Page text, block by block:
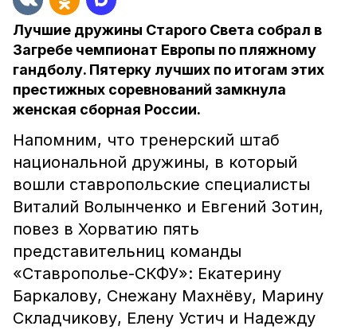
Лучшие дружины Старого Света собрал в
Загребе чемпионат Европы по пляжному
гандболу. Пятерку лучших по итогам этих
престижных соревнований замкнула
женская сборная России.
Напомним, что тренерский штаб
национальной дружины, в который
вошли ставропольские специалисты
Виталий Волынченко и Евгений Зотин,
повез в Хорватию пять
представительниц команды
«Ставрополье-СКФУ»: Екатерину
Баркалову, Снежану Махнёву, Марину
Складчикову, Елену Устич и Надежду